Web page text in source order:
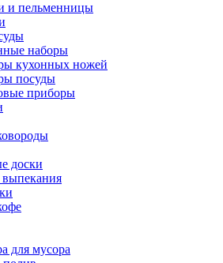
и пельменницы
наборы
кухонных ножей
посуды
приборы
доски
для мусора